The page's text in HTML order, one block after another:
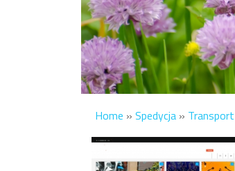
Home » Spedycja » Transport